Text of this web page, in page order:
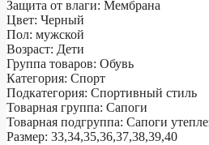
Защита от влаги: Мембрана
Цвет: Черный
Пол: мужской
Возраст: Дети
Группа товаров: Обувь
Категория: Спорт
Подкатегория: Спортивный стиль
Товарная группа: Сапоги
Товарная подгруппа: Сапоги
Размер: 33,34,35,36,37,38,39,40